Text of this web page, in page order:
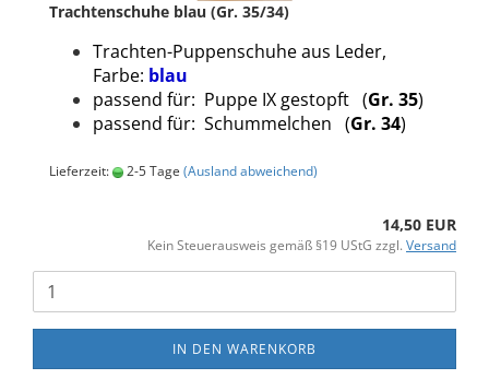
Trachtenschuhe blau (Gr. 35/34)
Trachten-Puppenschuhe aus Leder,
Farbe: blau
passend für: Puppe IX gestopft (Gr. 35)
passend für: Schummelchen (Gr. 34)
Lieferzeit: 2-5 Tage (Ausland abweichend)
14,50 EUR
Kein Steuerausweis gemäß §19 UStG zzgl. Versand
IN DEN WARENKORB